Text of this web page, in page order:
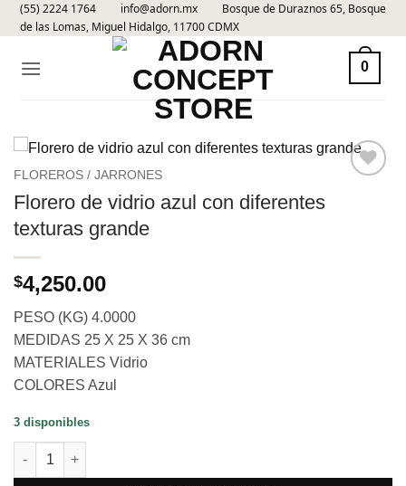
Skip
to
(55) 2224 1764 info@adorn.mx
Bosque de Duraznos 65, Bosque
de las Lomas, Miguel Hidalgo, 11700 CDMX
0
FLOREROS / JARRONES
Florero de vidrio azul con diferentes
texturas grande
$4,250.00
PESO (KG) 4.0000
MEDIDAS 25 X 25 X 36 cm
MATERIALES Vidrio
COLORES Azul
3 disponibles
Florero de vidrio azul con diferentes texturas grande cantidad